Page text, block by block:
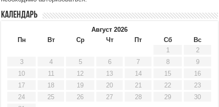
Календарь
Август 2026
Пн
Вт Ср Чт Пт Сб
Вс
1
2
3
4 5 6 7 8
9
10
11 12 13 14 15
16
17
18 19 20 21 22
23
24
25 26 27 28 29
30